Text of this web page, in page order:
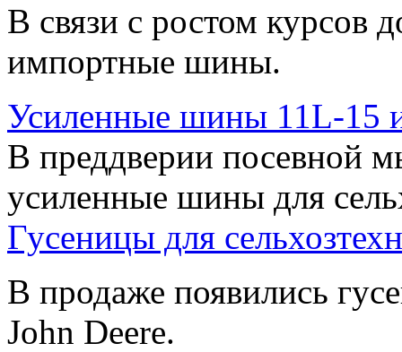
В связи с ростом курсов
импортные шины.
Усиленные шины 11L-15
В преддверии посевной
усиленные шины для
Гусеницы для
В продаже появились
John Deere.